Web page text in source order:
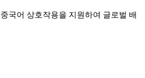
국어 상호작용을 지원하여 글로벌 배